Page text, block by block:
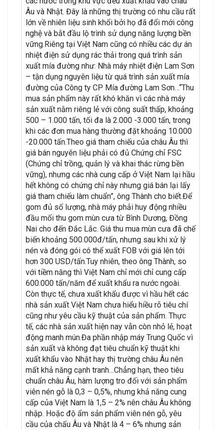
Âu và Nhật. Đây là những thị trường có nhu cầu rất
lớn về nhiên liệu sinh khổi bởi họ đã đổi mới công
nghệ và bắt đầu lộ trình sử dụng năng lượng bền
vững.Riêng tại Việt Nam cũng có nhiều các dự án
nhiệt điện sử dụng rác thải trong quá trình sản
xuất mía đường như: Nhà máy nhiệt điện Lam Sơn
– tận dụng nguyên liệu từ quá trình sản xuất mía
đường của Công ty CP Mía đường Lam Sơn…“Thu
mua sản phẩm này rất khó khăn vì các nhà máy
sản xuất nằm riêng lẻ với công suất thấp, khoảng
500 – 1.000 tấn, tối đa là 2.000 -3.000 tấn, trong
khi các đơn mua hàng thường đặt khoảng 10.000
-20.000 tấn.Theo giá tham chiếu của châu Âu thì
giá bán nguyên liệu phải có đủ Chứng chỉ FSC
(Chứng chỉ trồng, quản lý và khai thác rừng bền
vững), nhưng các nhà cung cấp ở Việt Nam lại hầu
hết không có chứng chỉ này nhưng giá bán lại lấy
giá tham chiếu làm chuẩn”, ông Thành cho biết.Để
gom đủ số lượng, nhà máy phải huy động nhiều
đầu mối thu gom mùn cưa từ Bình Dương, Đồng
Nai cho đến Đắc Lắc. Giá thu mua mùn cưa đã chế
biến khoảng 500.000đ/tấn, nhưng sau khi xử lý
nén và đóng gói có thể xuất FOB với giá lên tới
hơn 300 USD/tấn.Tuy nhiên, theo ông Thành, so
với tiềm năng thì Việt Nam chỉ mới chỉ cung cấp
600.000 tấn/năm để xuất khẩu ra nước ngoài.
Còn thực tế, chưa xuất khẩu được vì hầu hết các
nhà sản xuất Việt Nam chưa hiểu hiều rõ tiêu chí
cũng như yêu cầu kỹ thuật của sản phẩm. Thực
tế, các nhà sản xuất hiện nay vẫn còn nhỏ lẻ, hoạt
động manh mún.Đa phần nhập máy Trung Quốc vì
sản xuất và không đạt tiêu chuẩn kỹ thuật khi
xuất khẩu vào Nhật hay thị trường châu Âu nên
mất khả năng cạnh tranh…Chẳng hạn, theo tiêu
chuẩn châu Âu, hàm lượng tro đối với sản phẩm
viên nén gỗ là 0,3 – 0,5%, nhưng khả năng cung
cấp của Việt Nam là 1,5 – 2% nên châu Âu không
nhập. Hoặc độ ẩm sản phẩm viên nén gỗ, yêu
cầu của chấu Âu và Nhật là 4 – 6% nhưng sản